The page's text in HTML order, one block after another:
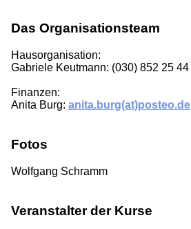
Das Organisationsteam
Hausorganisation:
Gabriele Keutmann: (030) 852 25 44
Finanzen:
Anita Burg: anita.burg(at)posteo.de
Fotos
Wolfgang Schramm
Veranstalter der Kurse